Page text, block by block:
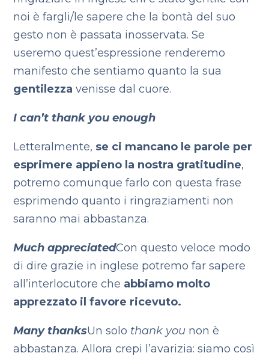
noi è fargli/le sapere che la bontà del suo
gesto non è passata inosservata. Se
useremo quest’espressione renderemo
manifesto che sentiamo quanto la sua
gentilezzavenisse dal cuore.
I can’t thank you enough
Letteralmente, se ci mancano le parole per
esprimere appieno la nostra gratitudine,
potremo comunque farlo con questa frase
esprimendo quanto i ringraziamenti non
saranno mai abbastanza.
Much appreciatedCon questo veloce modo
di dire grazie in inglese potremo far sapere
all’interlocutore che abbiamo molto
apprezzato il favore ricevuto.
Many thanksUn solo thank you non è
abbastanza. Allora crepi l’avarizia: siamo così